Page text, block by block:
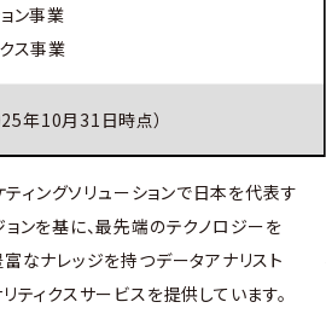
ン事業
ス事業
年10月31日時点）
ィングソリューションで日本を代表す
ンを基に、最先端のテクノロジーを
なナレッジを持つデータアナリスト
ティクスサービスを提供しています。